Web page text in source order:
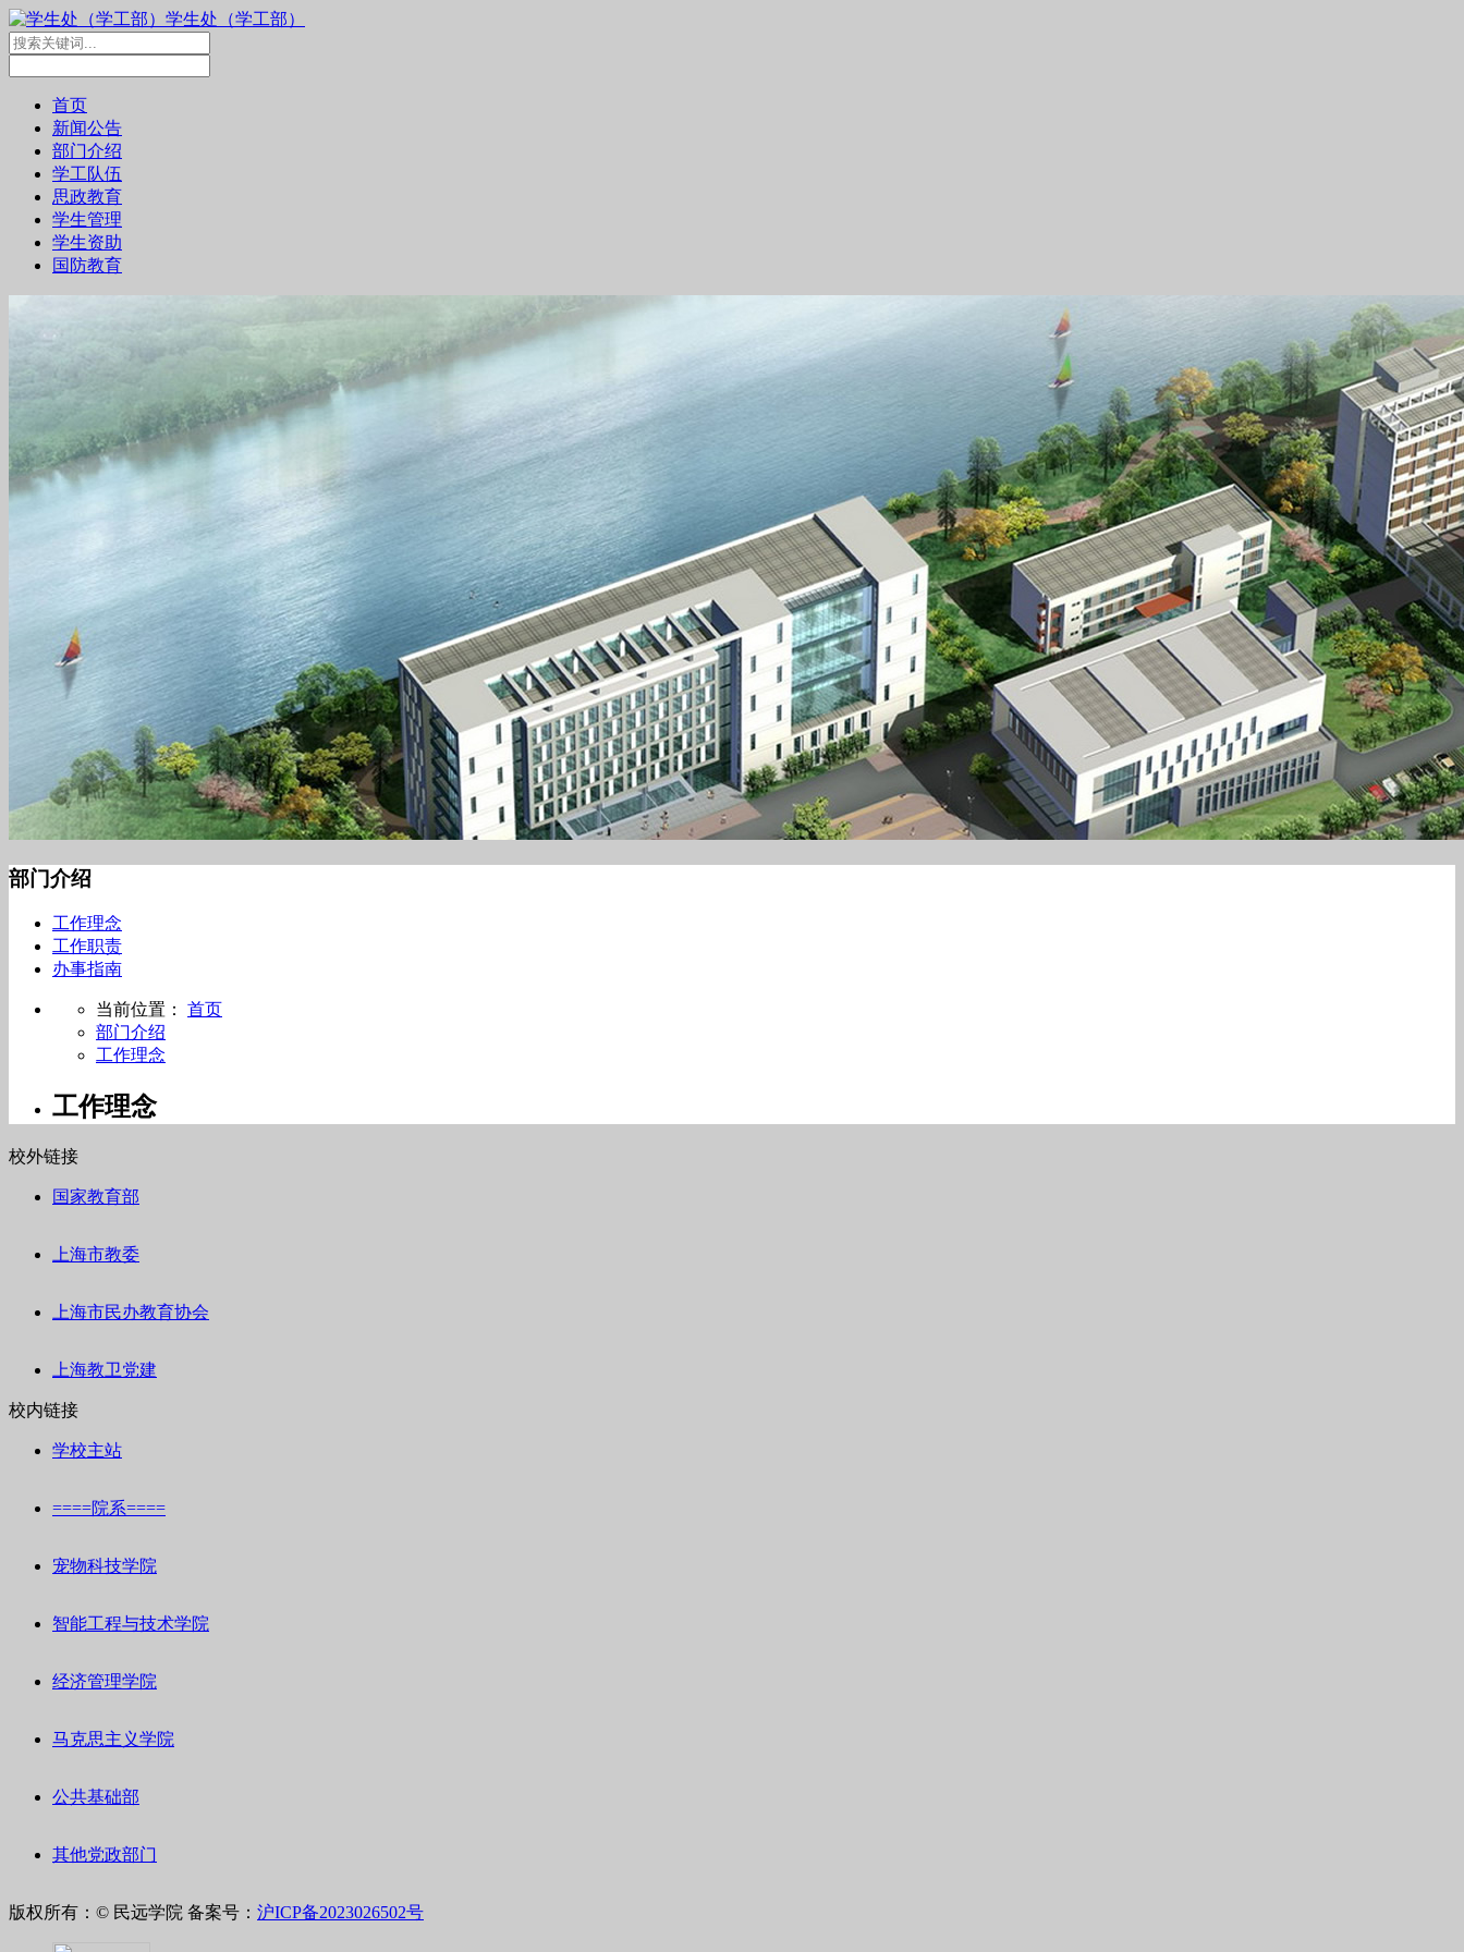
学生处（学工部）
首页
新闻公告
部门介绍
学工队伍
思政教育
学生管理
学生资助
国防教育
部门介绍
工作理念
工作职责
办事指南
当前位置： 首页
部门介绍
工作理念
工作理念
校外链接
国家教育部
上海市教委
上海市民办教育协会
上海教卫党建
校内链接
学校主站
====院系====
宠物科技学院
智能工程与技术学院
经济管理学院
马克思主义学院
公共基础部
其他党政部门
版权所有：© 民远学院 备案号： 沪ICP备2023026502号